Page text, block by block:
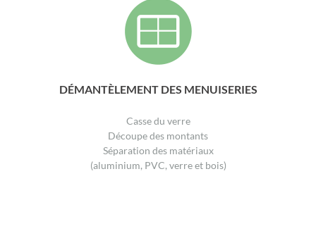
DÉMANTÈLEMENT DES MENUISERIES
Casse du verre
Découpe des montants
Séparation des matériaux
(aluminium, PVC, verre et bois)